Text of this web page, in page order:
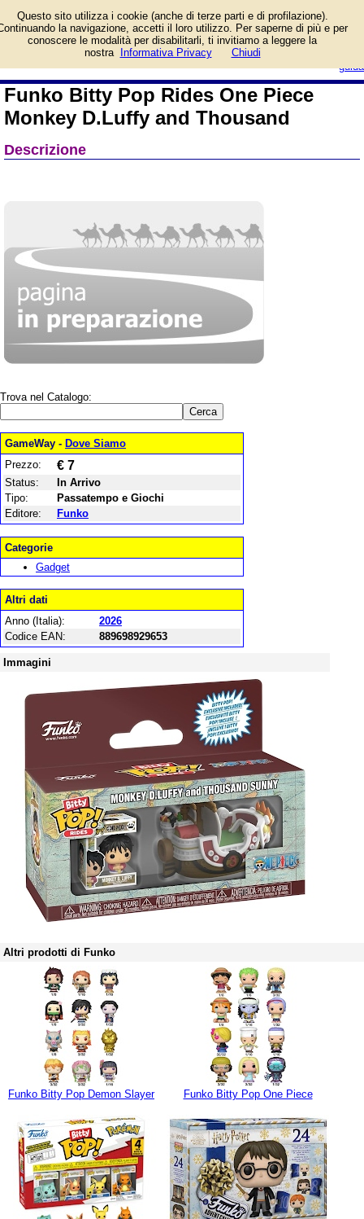
guida
Bitty Pop Rides One
Piece Monkey D.Luffy and
Thousand e prezzo di vendita.
Funko Bitty Pop Rides One Piece
Monkey D.Luffy and Thousand
Descrizione
Trova nel Catalogo:
GameWay - Dove Siamo
Prezzo:
€ 7
Status:
In Arrivo
Tipo:
Passatempo e Giochi
Editore:
Funko
Categorie
Gadget
Altri dati
Anno (Italia):
2026
Codice EAN:
889698929653
Immagini
Altri prodotti di Funko
Funko Bitty Pop Demon Slayer Funko Bitty Pop One Piece
Questo sito utilizza i cookie (anche di terze parti e di profilazione).
la navigazione, accetti il loro utilizzo. Per saperne di più e per
conoscere le modalità per disabilitarli, ti invitiamo a leggere la
nostra
Informativa Privacy Chiudi